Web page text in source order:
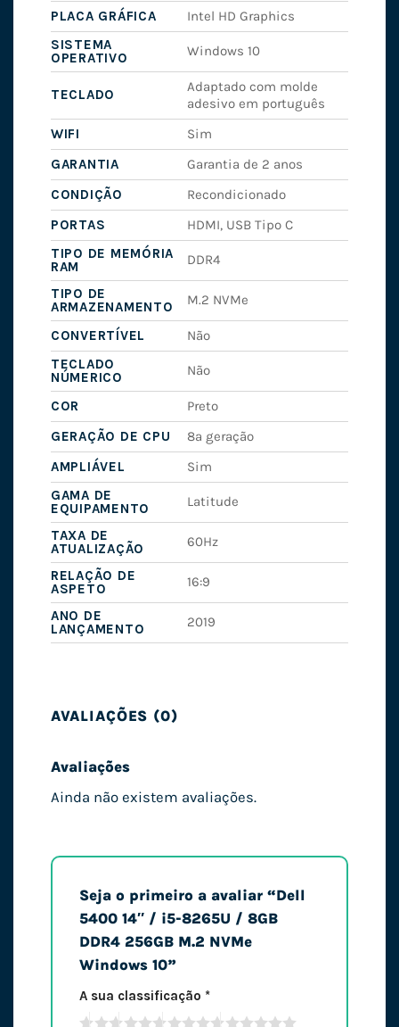
PLACA GRÁFICA
Intel HD Graphics
SISTEMA
OPERATIVO
Windows 10
TECLADO
Adaptado com molde
adesivo em português
WIFI
Sim
GARANTIA
Garantia de 2 anos
CONDIÇÃO
Recondicionado
PORTAS
HDMI, USB Tipo C
TIPO DE MEMÓRIA
RAM
DDR4
TIPO DE
ARMAZENAMENTO
M.2 NVMe
CONVERTÍVEL
Não
TECLADO
NÚMERICO
Não
COR
Preto
GERAÇÃO DE CPU
8ª geração
AMPLIÁVEL
Sim
GAMA DE
EQUIPAMENTO
Latitude
TAXA DE
ATUALIZAÇÃO
60Hz
RELAÇÃO DE
ASPETO
16:9
ANO DE
LANÇAMENTO
2019
AVALIAÇÕES (0)
Avaliações
Ainda não existem avaliações.
Seja o primeiro a avaliar “Dell
5400 14″ / i5-8265U / 8GB
DDR4 256GB M.2 NVMe
Windows 10”
A sua classificação *